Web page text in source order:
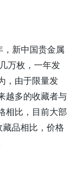
新中国贵金属
万枚，一年发
，由于限量发
越多的收藏者与
相比，目前大部
藏品相比，价格